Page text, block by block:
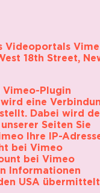
Videoportals
18th Street,
Vimeo-Plugin
eine
Dabei wird
Seiten Sie
Ihre IP-
bei Vimeo
bei Vimeo
Informationen
USA